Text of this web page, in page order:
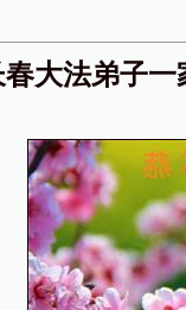
大法弟子